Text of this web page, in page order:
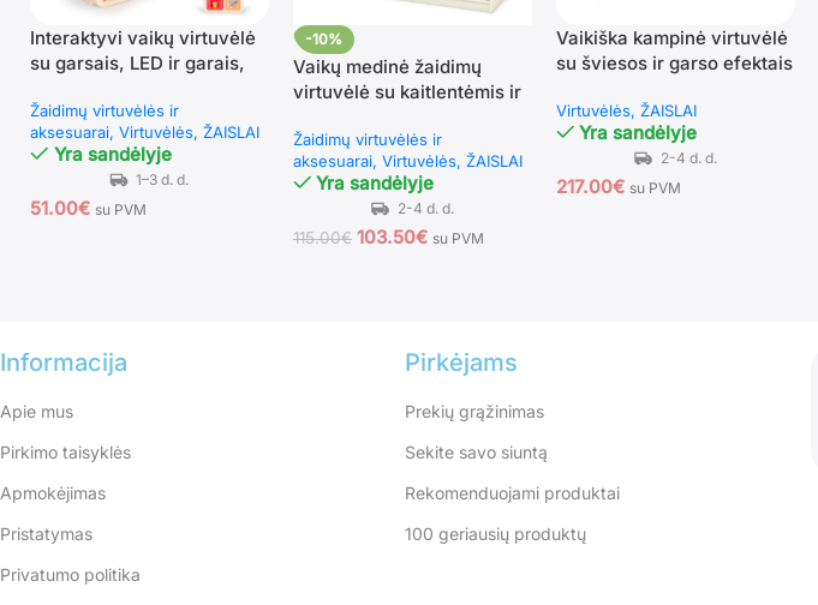
Interaktyvi vaikų virtuvėlė
su garsais, LED ir garais,
Žaidimų virtuvėlės ir
aksesuarai Virtuvėlės ŽAISLAI
Yra sandėlyje
51.00€ su PVM
-10%
Vaikų medinė žaidimų
virtuvėlė su kaitlentėmis ir
balta)
Žaidimų virtuvėlės ir
aksesuarai Virtuvėlės ŽAISLAI
Yra sandėlyje
115.00€ 103.50€ su PVM
Vaikiška kampinė virtuvėlė
su šviesos ir garso efektais
Virtuvėlės ŽAISLAI
Yra sandėlyje
217.00€ su PVM
Informacija
Apie mus
Pirkimo taisyklės
Apmokėjimas
Pristatymas
Privatumo politika
Pirkėjams
Prekių grąžinimas
Sekite savo siuntą
Rekomenduojami produktai
100 geriausių produktų